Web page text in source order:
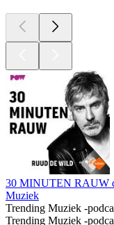
30 MINUTEN RAUW
Muziek
Trending Muziek -
Trending Muziek -